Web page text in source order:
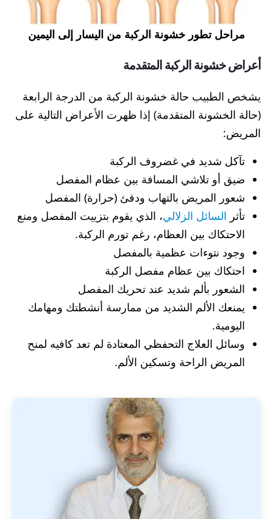
مراحل تطور خشونة الركبة من اليسار إلى اليمين
أعراض خشونة الركبة المتقدمة
يشخص الطبيب حالة خشونة الركبة من الدرجة الرابعة
(حالة الخشونة المتقدمة) إذا ظهرت الأعراض التالية على
المريض:
تآكل شديد في غضروف الركبة
ضيق أو تلاشي المسافة بين عظام المفصل
شعور المريض بالتهاب ودفئ (حرارة) المفصل
تأثر السائل الزلالي، الذي يقوم بتزييت المفصل ومنع
الاحتكاك بين العظام، رغم تورم الركبة.
وجود نتوءات عظمية بالمفصل
احتكاك بين عظام مفصل الركبة
الشعور بألم شديد عند تحريك المفصل
يمنعك الألم الشديد من ممارسة أنشطتك ومهامك
اليومية.
وسائل العلاج التحفظي المعتادة لم تعد كافيه لمنح
المريض الراحة وتسكين الألم.